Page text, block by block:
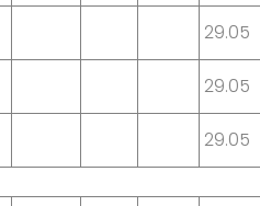
29.05
29.05
29.05